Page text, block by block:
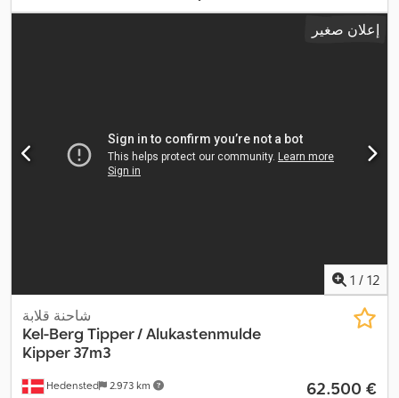
إعلان صغير
1 / 12
Hedensted 2.973 km
شاحنة قلابة
Kel-Berg Tipper / Alukastenmulde
Kipper 37m3
‏62.500 €